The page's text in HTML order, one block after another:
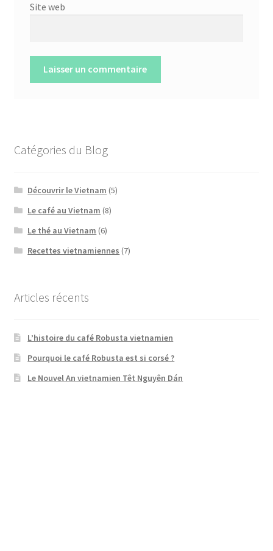
Site web
r
t
i
v
:
Catégories du Blog
Découvrir le Vietnam (5)
Le café au Vietnam (8)
Le thé au Vietnam (6)
Recettes vietnamiennes (7)
Articles récents
L’histoire du café Robusta vietnamien
Pourquoi le café Robusta est si corsé ?
Le Nouvel An vietnamien Têt Nguyên Dán